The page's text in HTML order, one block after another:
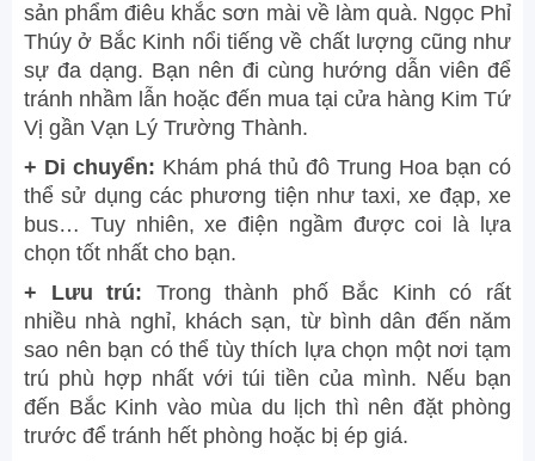
sản phẩm điêu khắc sơn mài về làm quà. Ngọc Phỉ
Thúy ở Bắc Kinh nổi tiếng về chất lượng cũng như
sự đa dạng. Bạn nên đi cùng hướng dẫn viên để
tránh nhầm lẫn hoặc đến mua tại cửa hàng Kim Tứ
Vị gần Vạn Lý Trường Thành.
+ Di chuyển: Khám phá thủ đô Trung Hoa bạn có
thể sử dụng các phương tiện như taxi, xe đạp, xe
bus… Tuy nhiên, xe điện ngầm được coi là lựa
chọn tốt nhất cho bạn.
+ Lưu trú: Trong thành phố Bắc Kinh có rất
nhiều nhà nghỉ, khách sạn, từ bình dân đến năm
sao nên bạn có thể tùy thích lựa chọn một nơi tạm
trú phù hợp nhất với túi tiền của mình. Nếu bạn
đến Bắc Kinh vào mùa du lịch thì nên đặt phòng
trước để tránh hết phòng hoặc bị ép giá.